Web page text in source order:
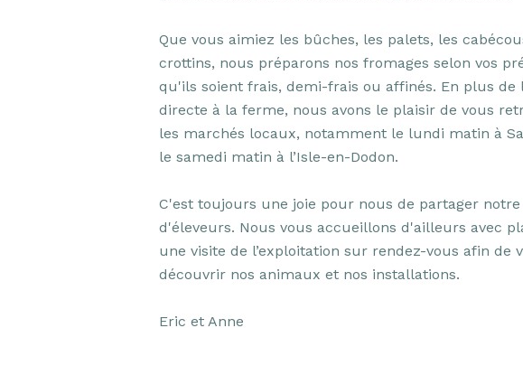
Que vous aimiez les bûches, les palets, les
crottins, nous préparons nos fromages selon vos
qu'ils soient frais, demi-frais ou affinés. En plus de
directe à la ferme, nous avons le plaisir de vous
les marchés locaux, notamment le lundi matin à
le samedi matin à l’Isle-en-Dodon.
C'est toujours une joie pour nous de partager
d'éleveurs. Nous vous accueillons d'ailleurs avec
une visite de l’exploitation sur rendez-vous afin de
découvrir nos animaux et nos installations.
Eric et Anne